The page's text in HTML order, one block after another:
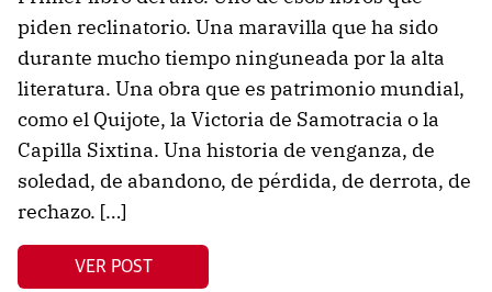
piden reclinatorio. Una maravilla que ha sido
durante mucho tiempo ninguneada por la alta
literatura. Una obra que es patrimonio mundial,
como el Quijote, la Victoria de Samotracia o la
Capilla Sixtina. Una historia de venganza, de
soledad, de abandono, de pérdida, de derrota, de
rechazo. […]
VER POST